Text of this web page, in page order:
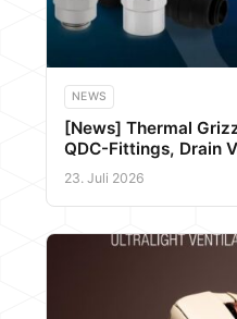
NEWS
[News] Thermal
QDC-Fittings, Drain
Tubes für Enthusiasten
23. Juli 2026